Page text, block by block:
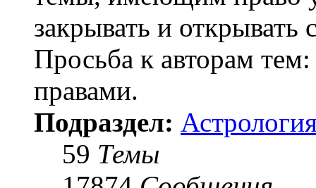
закрывать и открывать
Просьба к авторам
правами.
Подраздел:
59 Темы